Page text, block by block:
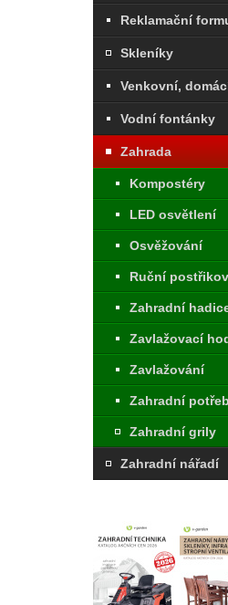
Reklamační
Skleníky
Venkovní,
Vodní fontánky
Zahrada
Kompostéry
LED osvětlení
Osvěžování
Ruční
Zahradní
Zavlažovací
Zavlažování
Zahradní
Zahradní grily
Zahradní nářadí